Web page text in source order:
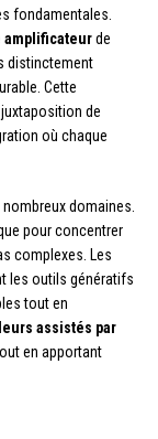
fondamentales.
amplificateurde
distinctement
Cette
de
où chaque
domaines.
pour concentrer
complexes. Les
les outils génératifs
tout en
assistés par
en apportant